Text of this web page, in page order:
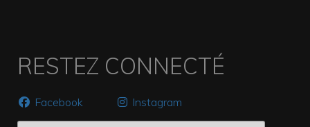
RESTEZ CONNECTÉ
Facebook Instagram